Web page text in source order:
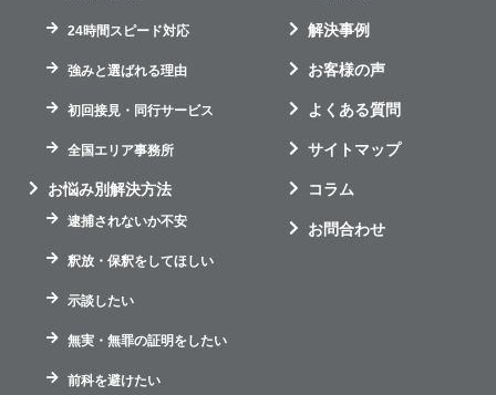
24時間スピード対応
強みと選ばれる理由
初回接見・同行サービス
全国エリア事務所
お悩み別解決方法
逮捕されないか不安
釈放・保釈をしてほしい
示談したい
無実・無罪の証明をしたい
前科を避けたい
解決事例
お客様の声
よくある質問
サイトマップ
コラム
お問合わせ